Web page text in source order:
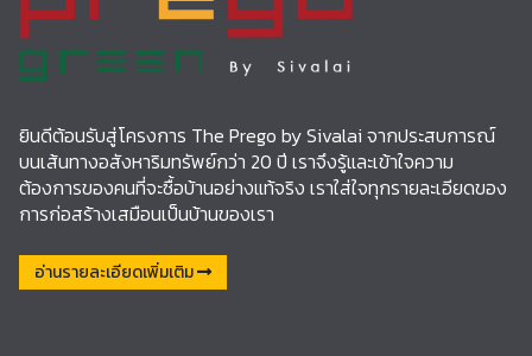
ยินดีต้อนรับสู่โครงการ The Prego by Sivalai จากประสบการณ์
บนเส้นทางอสังหาริมทรัพย์กว่า 20 ปี เราจึงรู้และเข้าใจความ
ต้องการของคนที่จะซื้อบ้านอย่างแท้จริง เราใส่ใจทุกรายละเอียดของ
การก่อสร้างเสมือนเป็นบ้านของเรา
อ่านรายละเอียดเพิ่มเติม